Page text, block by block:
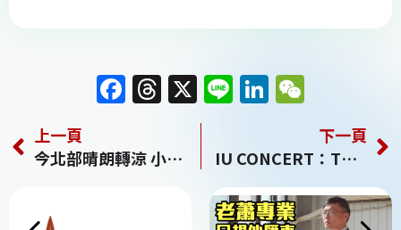
F
a
c
e
T
h
re
a
X Li
n
e
Li
n
k
e
dI
C
h
at
上一頁
今北部晴朗轉涼 小年夜恐有寒流襲台
下一頁
IU CONCERT：THE WINNING